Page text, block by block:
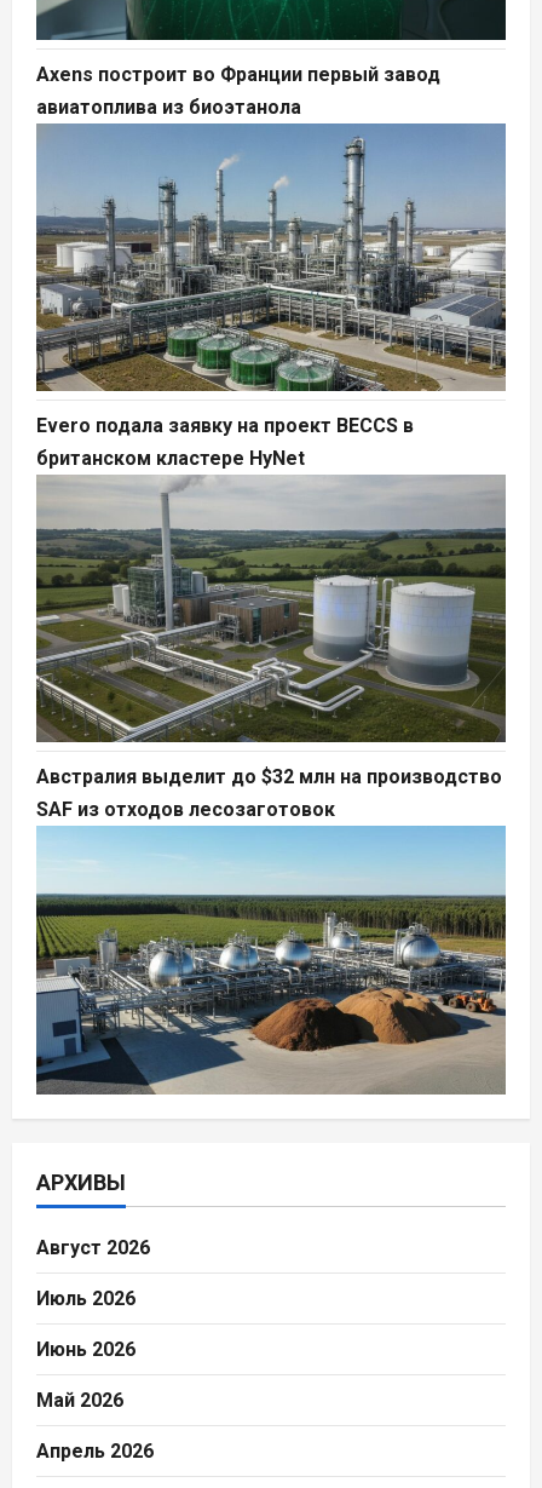
Axens построит во Франции первый завод
авиатоплива из биоэтанола
Evero подала заявку на проект BECCS в
британском кластере HyNet
Австралия выделит до $32 млн на производство
SAF из отходов лесозаготовок
АРХИВЫ
Август 2026
Июль 2026
Июнь 2026
Май 2026
Апрель 2026